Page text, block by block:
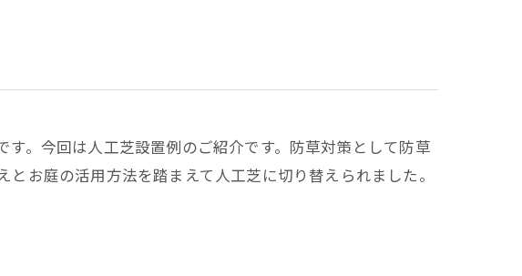
す。今回は人工芝設置例のご紹介です。防草対策として防草
お庭の活用方法を踏まえて人工芝に切り替えられました。